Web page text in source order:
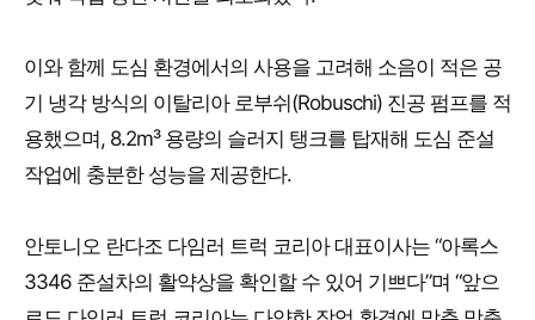
이와 함께 도심 환경에서의 사용을 고려해 소음이 적은 공
기 냉각 방식의 이탈리아 로부쉬(Robuschi) 진공 펌프를 적
용했으며, 8.2m³ 용량의 슬러지 탱크를 탑재해 도심 준설
작업에 충분한 성능을 제공한다.
안토니오 란다조 다임러 트럭 코리아 대표이사는 “아록스
3346 준설차의 활약상을 확인할 수 있어 기쁘다”며 “앞으